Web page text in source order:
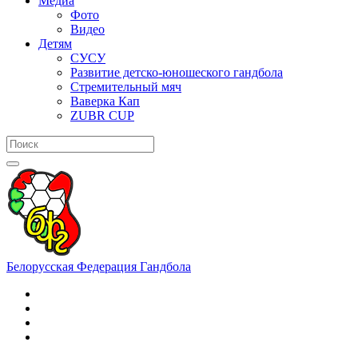
Фото
Видео
Детям
СУСУ
Развитие детско-юношеского гандбола
Стремительный мяч
Ваверка Кап
ZUBR CUP
Белорусская Федерация Гандбола